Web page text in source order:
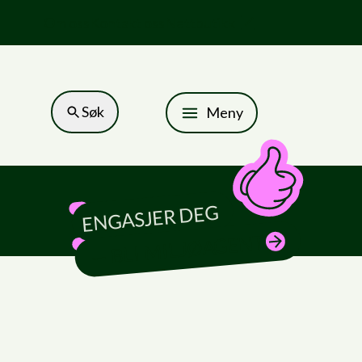
Søk Meny
ENGASJER DEG
— BLI MILJØAGENT